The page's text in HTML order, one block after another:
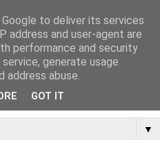
τῶ Κυρίῳ
ἔλεος αὐτοῦ. Αλληλούϊα.
▼
to deliver its services
address and user-agent are
performance and security
generate usage
abuse.
GOT IT